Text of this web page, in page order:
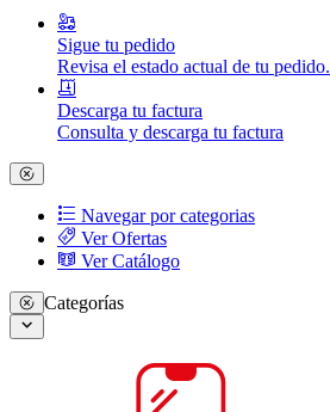
Sigue tu pedido
Revisa el estado actual de tu pedido.
Descarga tu factura
Consulta y descarga tu factura
Navegar por categorias
Ver Ofertas
Ver Catálogo
Categorías